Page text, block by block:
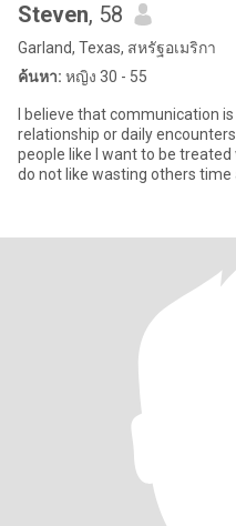
Steven, 58
Garland, Texas, สหรัฐอเมริกา
ค้นหา: หญิง 30 - 55
I believe that communication
relationship or daily
people like I want to be treated
do not like wasting others